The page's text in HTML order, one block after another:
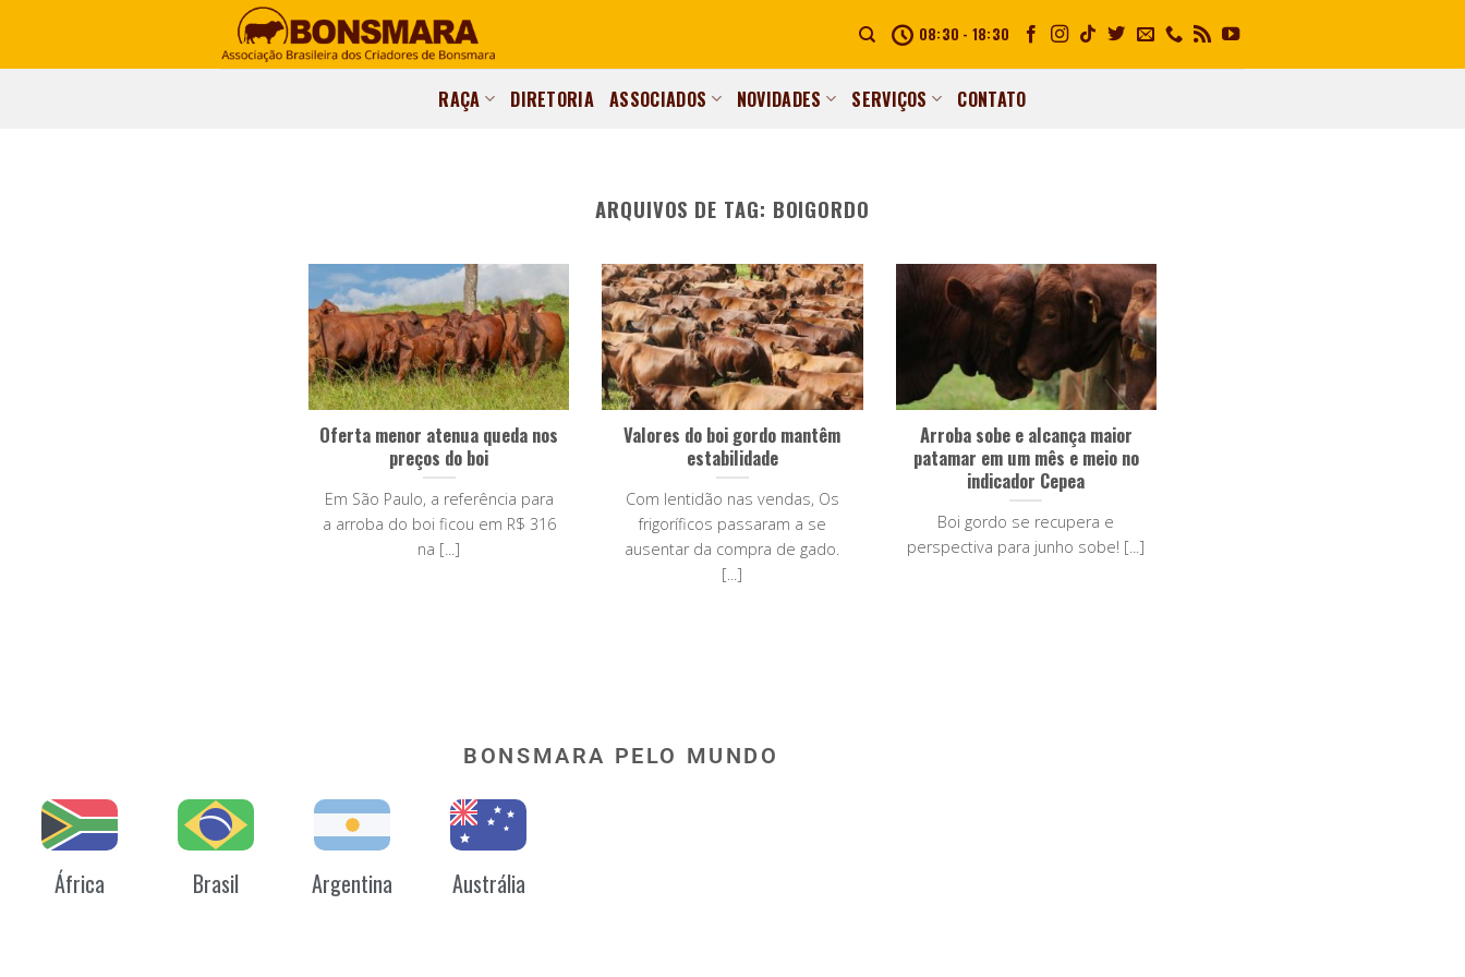
08:30 - 18:30
RAÇA DIRETORIA ASSOCIADOS NOVIDADES SERVIÇOS CONTATO
ARQUIVOS DE TAG: BOIGORDO
Oferta menor atenua queda nos
preços do boi
Em São Paulo, a referência para
a arroba do boi ficou em R$ 316
na [...]
Valores do boi gordo mantêm
estabilidade
Com lentidão nas vendas, Os
frigoríficos passaram a se
ausentar da compra de gado.
[...]
Arroba sobe e alcança maior
patamar em um mês e meio no
indicador Cepea
Boi gordo se recupera e
perspectiva para junho sobe! [...]
BONSMARA PELO MUNDO
África Brasil Argentina Austrália